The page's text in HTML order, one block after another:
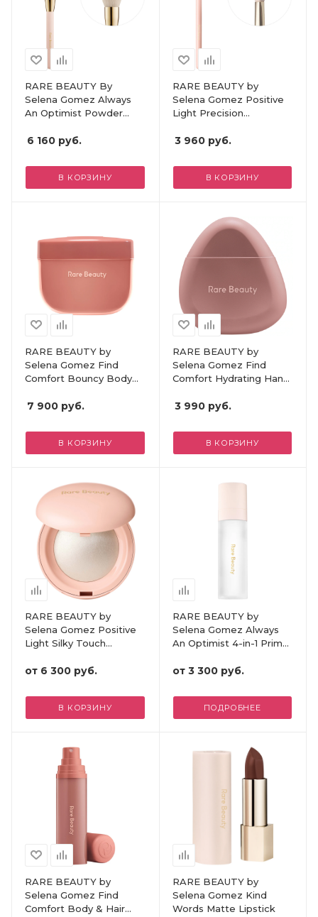
RARE BEAUTY By
Selena Gomez Always
An Optimist Powder
6 160 руб.
В КОРЗИНУ
RARE BEAUTY by
Selena Gomez Positive
Light Precision
3 960руб.
В КОРЗИНУ
RARE BEAUTY by
Selena Gomez Find
Comfort Bouncy Body
Confidence
7 900 руб.
В КОРЗИНУ
RARE BEAUTY by
Selena Gomez Find
Comfort Hydrating Hand
3 990руб.
В КОРЗИНУ
RARE BEAUTY by
Selena Gomez Positive
Light Silky Touch
от 6 300 руб.
В КОРЗИНУ
RARE BEAUTY by
Selena Gomez Always
An Optimist 4-in-1 Prime
от 3 300 руб.
ПОДРОБНЕЕ
RARE BEAUTY by
Selena Gomez Find
Comfort Body & Hair
RARE BEAUTY by
Selena Gomez Kind
Words Matte Lipstick